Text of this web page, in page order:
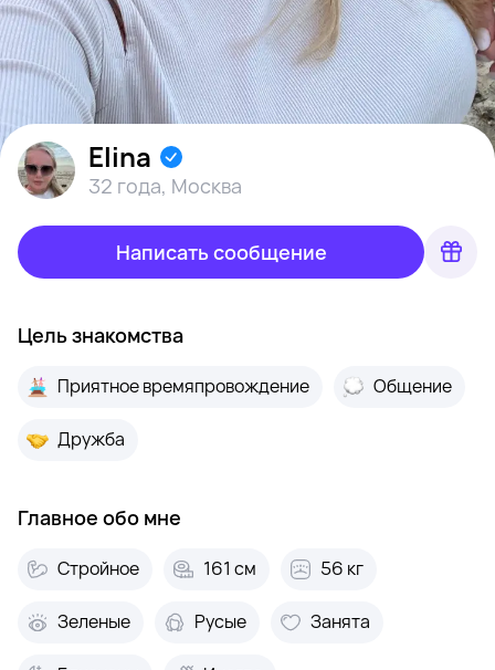
Elina
32 года, Москва
Написать сообщение
Цель знакомства
Приятное времяпровождение Общение
Дружба
Главное обо мне
Стройное 161 см 56 кг
Зеленые Русые Занята